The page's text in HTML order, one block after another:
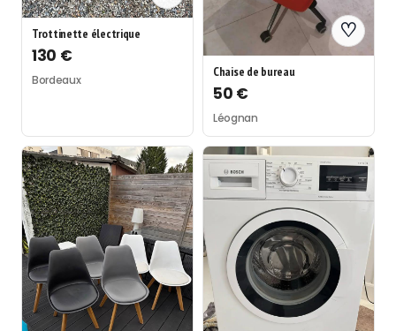
Trottinette électrique
130 €
Bordeaux
♡
Chaise de bureau
50 €
Léognan